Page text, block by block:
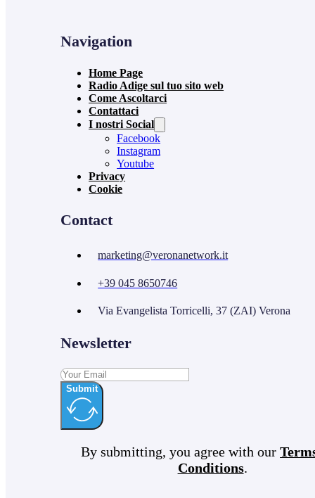
Navigation
Home Page
Radio Adige sul tuo sito web
Come Ascoltarci
Contattaci
I nostri Social
Facebook
Instagram
Youtube
Privacy
Cookie
Contact
marketing@veronanetwork.it
+39 045 8650746
Via Evangelista Torricelli, 37 (ZAI) Verona
Newsletter
Submit
By submitting, you agree with our
Conditions.